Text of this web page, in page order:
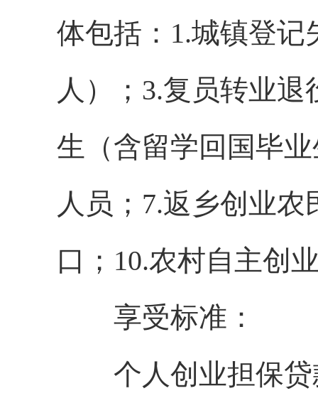
体包括：1.城镇登记
人）；3.复员转业
生（含留学回国毕
人员；7.返乡创业
口；10.农村自主创
享受标准：
个人创业担保贷